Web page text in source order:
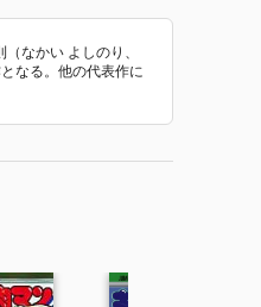
なかい よしのり、
なる。他の代表作に